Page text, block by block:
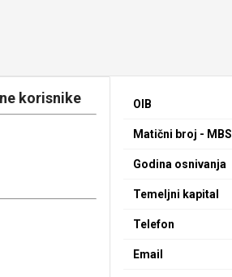
korisnike OIB
Matični broj - MBS
Godina osnivanja
Temeljni kapital
Telefon
Email